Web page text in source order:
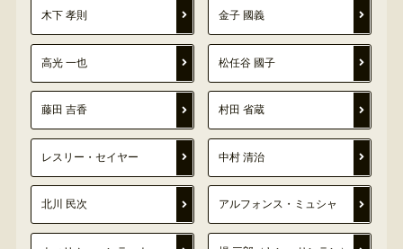
木下 孝則 金子 國義
高光 一也 松任谷 國子
藤田 吉香 村田 省蔵
レスリー・セイヤー 中村 清治
北川 民次 アルフォンス・ミュシャ